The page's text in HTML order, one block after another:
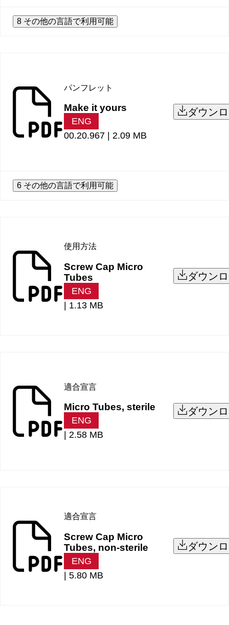
8 その他の言語で利用可能
パンフレット
Make it yours
ENG
00.20.967 | 2.09 MB
ダウン
6 その他の言語で利用可能
使用方法
Screw Cap Micro
Tubes
ENG
| 1.13 MB
ダウン
適合宣言
Micro Tubes, sterile
ENG
2.58 MB
ダウン
適合宣言
Screw Cap Micro
Tubes, non-sterile
ENG
| 5.80 MB
ダウン